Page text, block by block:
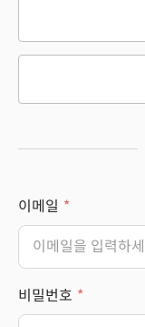
이메일
비밀번호